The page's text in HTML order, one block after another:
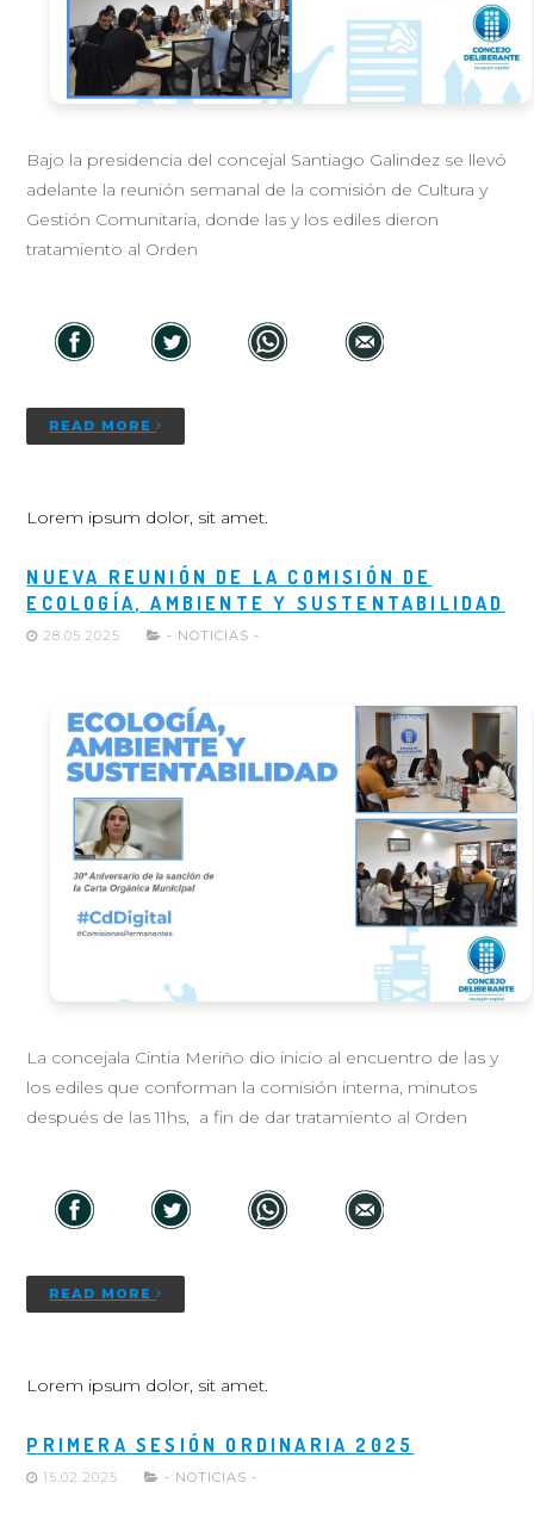
Bajo la presidencia del concejal Santiago Galindez se llevó
adelante la reunión semanal de la comisión de Cultura y
Gestión Comunitaria, donde las y los ediles dieron
tratamiento al Orden
READ MORE
Lorem ipsum dolor, sit amet.
NUEVA REUNIÓN DE LA COMISIÓN DE
ECOLOGÍA, AMBIENTE Y SUSTENTABILIDAD
28.05.2025 - NOTICIAS -
La concejala Cintia Meriño dio inicio al encuentro de las y
los ediles que conforman la comisión interna, minutos
después de las 11hs, a fin de dar tratamiento al Orden
READ MORE
Lorem ipsum dolor, sit amet.
PRIMERA SESIÓN ORDINARIA 2025
15.02.2025 - NOTICIAS -